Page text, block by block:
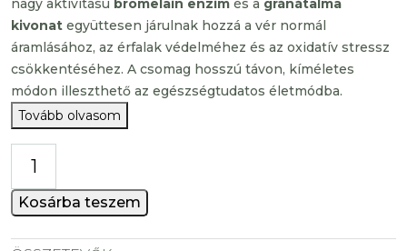
nagy aktivitású bromelain enzim és a gránátalma
kivonat együttesen járulnak hozzá a vér normál
áramlásához, az érfalak védelméhez és az oxidatív stressz
csökkentéséhez. A csomag hosszú távon, kíméletes
módon illeszthető az egészségtudatos életmódba.
Tovább olvasom
egyensúly
csomag
mennyiség
Kosárba teszem